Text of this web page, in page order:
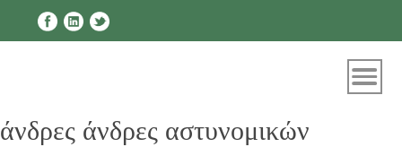
άνδρες άνδρες αστυνομικών